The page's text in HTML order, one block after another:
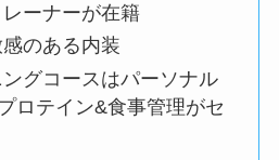
ーナーが在籍
のある内装
グコースはパーソナル
ロテイン&食事管理がセ